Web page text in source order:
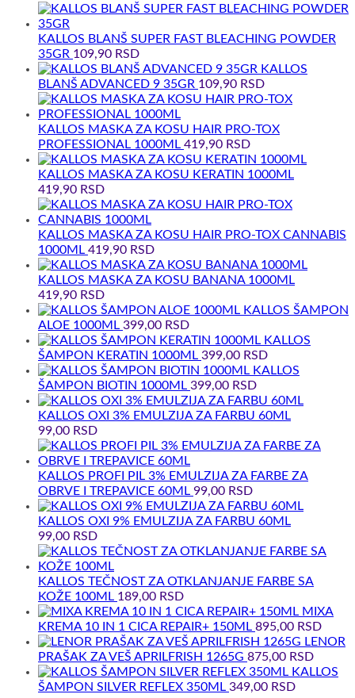
KALLOS BLANŠ SUPER FAST BLEACHING POWDER
35GR 109,90 RSD
KALLOS
BLANŠ ADVANCED 9 35GR 109,90 RSD
KALLOS MASKA ZA KOSU HAIR PRO-TOX
PROFESSIONAL 1000ML 419,90 RSD
KALLOS MASKA ZA KOSU KERATIN 1000ML
419,90 RSD
KALLOS MASKA ZA KOSU HAIR PRO-TOX CANNABIS
1000ML 419,90 RSD
KALLOS MASKA ZA KOSU BANANA 1000ML
419,90 RSD
KALLOS ŠAMPON
ALOE 1000ML 399,00 RSD
KALLOS
ŠAMPON KERATIN 1000ML 399,00 RSD
KALLOS
ŠAMPON BIOTIN 1000ML 399,00 RSD
KALLOS OXI 3% EMULZIJA ZA FARBU 60ML
99,00 RSD
KALLOS PROFI PIL 3% EMULZIJA ZA FARBE ZA
OBRVE I TREPAVICE 60ML 99,00 RSD
KALLOS OXI 9% EMULZIJA ZA FARBU 60ML
99,00 RSD
KALLOS TEČNOST ZA OTKLANJANJE FARBE SA
KOŽE 100ML 189,00 RSD
MIXA
KREMA 10 IN 1 CICA REPAIR+ 150ML 895,00 RSD
LENOR
PRAŠAK ZA VEŠ APRILFRISH 1265G 875,00 RSD
KALLOS
ŠAMPON SILVER REFLEX 350ML 349,00 RSD